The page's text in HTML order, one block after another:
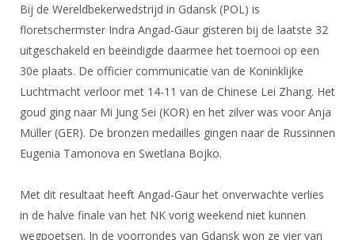
Forums
Maandelijks archief
Evenement
Website
Gebruiksvoorwaarden
Handleiding
Historie
Tarieven
Reglementen
Ledencijfers
Sponsors en Partners
Organisatie
Bestuur
Commissies
Ereleden
Recreatiesport
Veteranen
Lichtzwaardschermen
Wedstrijdsport
Reglementen
Materiaal
Nieuws
NK's
Oranje
DBT
FBT
Talentontwikkeling
Voor de jeugd
Spreekbeurtpakket
Ouders en vereniging
Jeugdkampen
Brassardsysteem
Voor coaches en leraren
Nieuws
Forums
Forums
Schermforum
Nieuws
Zoek Vereniging
Contact
NK organiseren
Bij de Wereldbekerwedstrijd in Gdansk (POL) is
floretschermster Indra Angad-Gaur gisteren bij de laatste 32
uitgeschakeld en beëindigde daarmee het toernooi op een
30e plaats. De officier communicatie van de Koninklijke
Luchtmacht verloor met 14-11 van de Chinese Lei Zhang. Het
goud ging naar Mi Jung Sei (KOR) en het zilver was voor Anja
Müller (GER). De bronzen medailles gingen naar de Russinnen
Eugenia Tamonova en Swetlana Bojko.
Met dit resultaat heeft Angad-Gaur het onverwachte verlies
in de halve finale van het NK vorig weekend niet kunnen
wegpoetsen. In de voorrondes van Gdansk won ze vier van